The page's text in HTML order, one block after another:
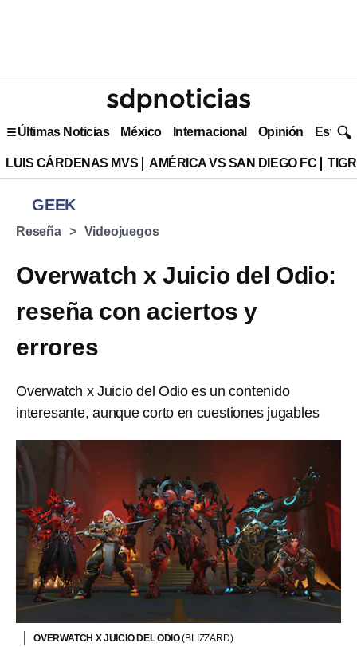
Últimas Noticias México Internacional Opinión Estilo
LUIS CÁRDENAS MVS AMÉRICA VS SAN DIEGO FC
GEEK
Reseña Videojuegos
Overwatch x Juicio del Odio:
reseña con aciertos y
errores
Overwatch x Juicio del Odio es un contenido
interesante, aunque corto en cuestiones jugables
OVERWATCH X JUICIO DEL ODIO(BLIZZARD)